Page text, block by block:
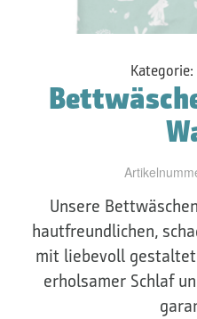
Kategorie:
Unsere
hautfreundlichen,
mit liebevoll
erholsamer Schlaf